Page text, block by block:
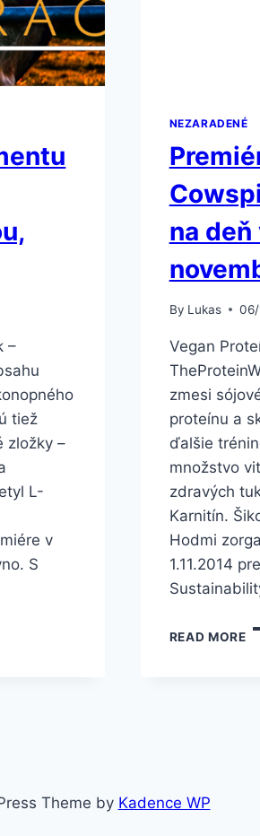
–
tiež
zložky –
L-
v
S
NEZARADENÉ
na deň
By Lukas 06/
Vegan
zmesi
proteínu a
ďalšie
množstvo
zdravých
Karnitín.
Hodmi
1.11.2014
READ MORE
Theme by Kadence WP